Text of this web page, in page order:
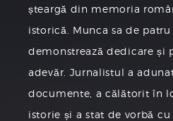
șteargă din memoria
istorică. Munca sa de
demonstrează dedicare și
adevăr. Jurnalistul a
documente, a călătorit în
istorie și a stat de vorbă